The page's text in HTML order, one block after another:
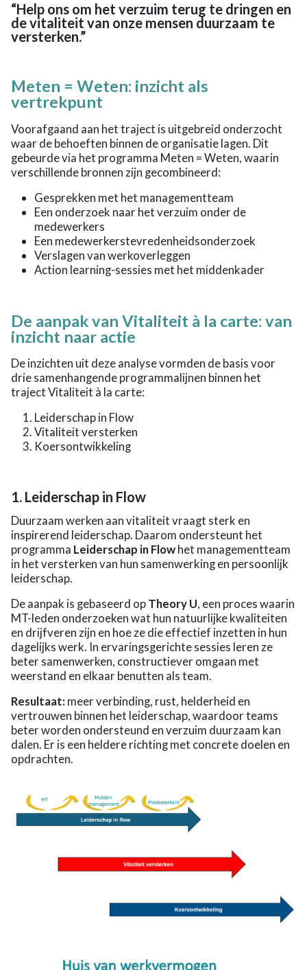
“Help ons om het verzuim terug te dringen en
de vitaliteit van onze mensen duurzaam te
versterken.”
Meten = Weten: inzicht als
vertrekpunt
Voorafgaand aan het traject is uitgebreid onderzocht
waar de behoeften binnen de organisatie lagen. Dit
gebeurde via het programma Meten = Weten, waarin
verschillende bronnen zijn gecombineerd:
Gesprekken met het managementteam
Een onderzoek naar het verzuim onder de
medewerkers
Een medewerkerstevredenheidsonderzoek
Verslagen van werkoverleggen
Action learning-sessies met het middenkader
De aanpak van Vitaliteit à la carte: van
inzicht naar actie
De inzichten uit deze analyse vormden de basis voor
drie samenhangende programmalijnen binnen het
traject Vitaliteit à la carte:
Leiderschap in Flow
Vitaliteit versterken
Koersontwikkeling
1. Leiderschap in Flow
Duurzaam werken aan vitaliteit vraagt sterk en
inspirerend leiderschap. Daarom ondersteunt het
programma Leiderschap in Flowhet managementteam
in het versterken van hun samenwerking en persoonlijk
leiderschap.
De aanpak is gebaseerd opTheory U, een proces waarin
MT-leden onderzoeken wat hun natuurlijke kwaliteiten
en drijfveren zijn en hoe ze die effectief inzetten in hun
dagelijks werk. In ervaringsgerichte sessies leren ze
beter samenwerken, constructiever omgaan met
weerstand en elkaar benutten als team.
Resultaat: meer verbinding, rust, helderheid en
vertrouwen binnen het leiderschap, waardoor teams
beter worden ondersteund en verzuim duurzaam kan
dalen. Er is een heldere richting met concrete doelen en
opdrachten.